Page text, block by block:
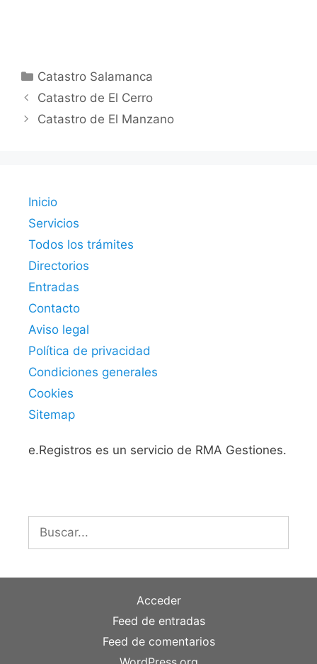
Categorías
Catastro Salamanca
Catastro de El Cerro
Catastro de El Manzano
Inicio
Servicios
Todos los trámites
Directorios
Entradas
Contacto
Aviso legal
Política de privacidad
Condiciones generales
Cookies
Sitemap
e.Registros es un servicio de RMA Gestiones.
Acceder
Feed de entradas
Feed de comentarios